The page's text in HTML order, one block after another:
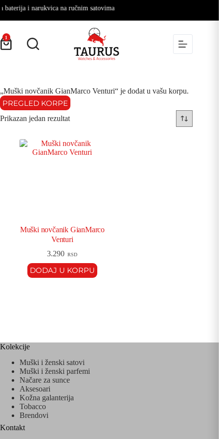
baterija i narukvica na ručnim satovima
1
„Muški novčanik GianMarco Venturi“ je dodat u vašu korpu.
PREGLED KORPE
Prikazan jedan rezultat
Muški novčanik GianMarco
Venturi
3.290 RSD
DODAJ U KORPU
Kolekcije
Muški i ženski satovi
Muški i ženski parfemi
Načare za sunce
Aksesoari
Kožna galanterija
Tobacco
Brendovi
Kontakt